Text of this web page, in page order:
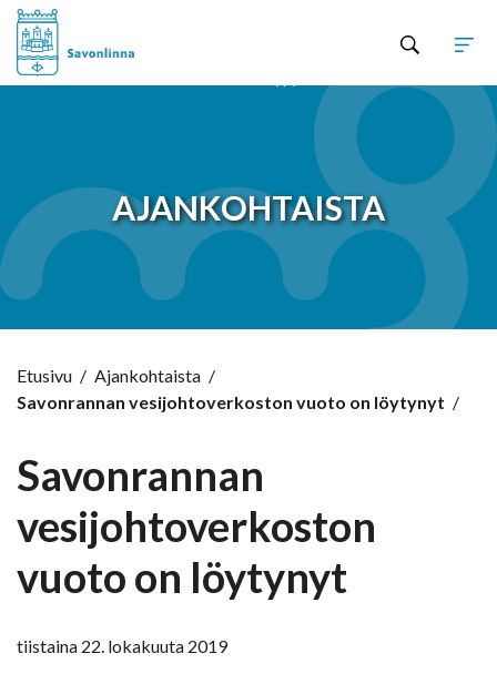
AJANKOHTAISTA
Etusivu / Ajankohtaista /
Savonrannan vesijohtoverkoston vuoto on löytynyt /
Savonrannan
vesijohtoverkoston
vuoto on löytynyt
tiistaina 22. lokakuuta 2019